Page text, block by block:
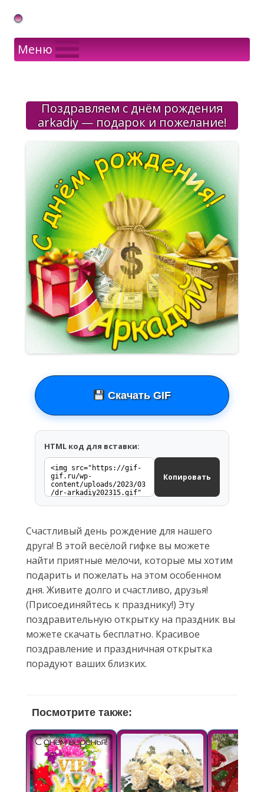
Gif Открытки в подарок
Меню
Поздравляем с днём рождения
arkadiy — подарок и пожелание!
Скачать GIF
HTML код для вставки:
Копировать
Счастливый день рождение для нашего
друга! В этой весёлой гифке вы можете
найти приятные мелочи, которые мы хотим
подарить и пожелать на этом особенном
дня. Живите долго и счастливо, друзья!
(Присоединяйтесь к празднику!) Эту
поздравительную открытку на праздник вы
можете скачать бесплатно. Красивое
поздравление и праздничная открытка
порадуют ваших близких.
Посмотрите также: